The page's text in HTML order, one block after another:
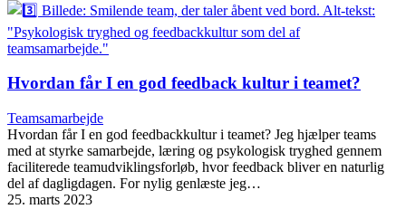
Hvordan får I en god feedback kultur i teamet?
Teamsamarbejde
Hvordan får I en god feedbackkultur i teamet? Jeg hjælper teams
med at styrke samarbejde, læring og psykologisk tryghed gennem
faciliterede teamudviklingsforløb, hvor feedback bliver en naturlig
del af dagligdagen. For nylig genlæste jeg…
25. marts 2023